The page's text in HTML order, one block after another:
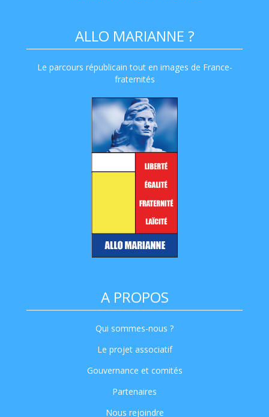
ALLO MARIANNE ?
Le parcours républicain tout en images de France-
fraternités
A PROPOS
Qui sommes-nous ?
Le projet associatif
Gouvernance et comités
Partenaires
Nous rejoindre